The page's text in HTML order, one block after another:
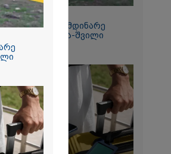
/ 06-08-2026
ხობში - მდინარე
დედა-შვილი